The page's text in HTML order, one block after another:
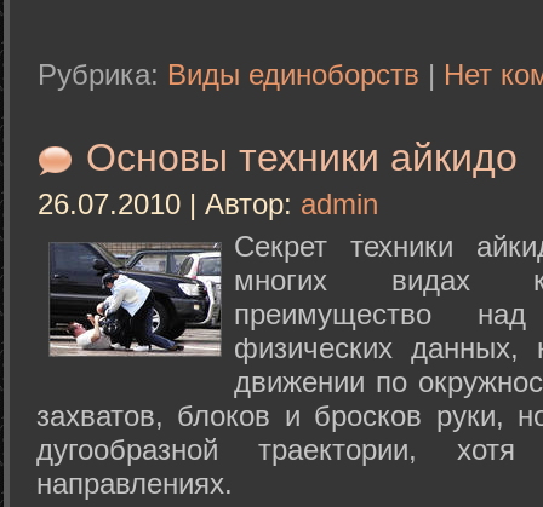
Рубрика: Виды единоборств | Нет
Основы техники айкидо
26.07.2010 | Автор: admin
Секрет техники
многих видах
преимущество
физических данных,
движении по
захватов, блоков и бросков руки,
дугообразной траектории,
направлениях.